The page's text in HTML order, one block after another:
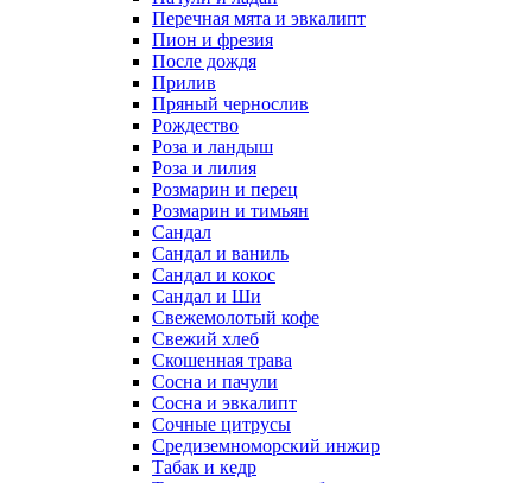
Перечная мята и эвкалипт
Пион и фрезия
После дождя
Прилив
Пряный чернослив
Рождество
Роза и ландыш
Роза и лилия
Розмарин и перец
Розмарин и тимьян
Сандал
Сандал и ваниль
Сандал и кокос
Сандал и Ши
Свежемолотый кофе
Свежий хлеб
Скошенная трава
Сосна и пачули
Сосна и эвкалипт
Сочные цитрусы
Средиземноморский инжир
Табак и кедр